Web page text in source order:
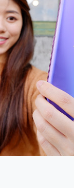
AnyTo 不出門也
一次充5個設備 充
這麼簡單
理程式 EaseUS
! 相機實測! 長焦
有深度的 Leica
智慧降噪升級、
囉 完美保護 MSI
評測! 首搭蔡司
微星 MSI Claw
與超好用的隱磁支
g37 power上市
5 Pro Max，有
，加碼愛奇藝黃
Limited